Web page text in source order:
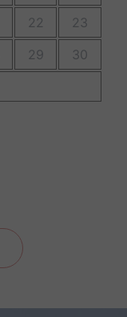
22
23
29
30